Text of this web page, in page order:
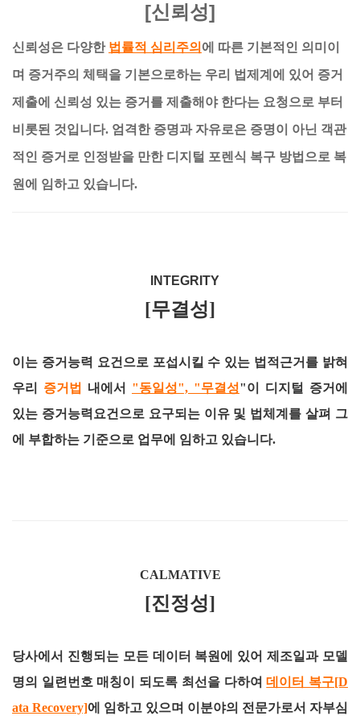
[신뢰성]
신뢰성은 다양한 법률적 심리주의 에 따른 기본적인 의미이
며 증거주의 체택을 기본으로하는 우리 법제계에 있어 증거
제출에 신뢰성 있는 증거를 제출해야 한다는 요청으로 부터
비롯된 것입니다. 엄격한 증명과 자유로은 증명이 아닌 객관
적인 증거로 인정받을 만한 디지털 포렌식 복구 방법으로 복
원에 임하고 있습니다.
INTEGRITY
[무결성]
이는 증거능력 요건으로 포섭시킬 수 있는 법적근거를 밝혀
우리 증거법 내에서 "동일성", "무결성"이 디지털 증거에
있는 증거능력요건으로 요구되는 이유 및 법체계를 살펴 그
에 부합하는 기준으로 업무에 임하고 있습니다.
CALMATIVE
[진정성]
당사에서 진행되는 모든 데이터 복원에 있어 제조일과 모델
명의 일련번호 매칭이 되도록 최선을 다하여데이터 복구[D
ata Recovery]에 임하고 있으며 이분야의 전문가로서 자부심